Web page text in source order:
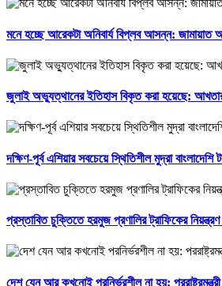
মনে হচ্ছে আরেকটা অনিবার্য বিপ্লব আসন্ন: জামায়াত
জুলাই অভ্যুত্থানের ইতিহাস বিকৃত করা হয়েছে:
দক্ষিণ-পূর্ব এশিয়ার সবচেয়ে স্থিতিশীল মুদ্রা বাংলাদেশি
প্রস্তাবিত চুক্তিতে হরমুজ প্রণালির ট্রাফিকের
দেশ যেন আর কখনোই পরনির্ভরশীল না হয়: পররাষ্ট্রমন্ত্রী